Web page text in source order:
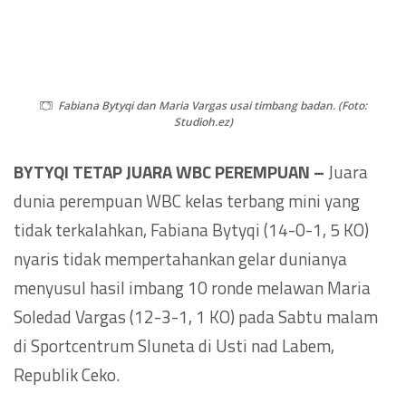
Fabiana Bytyqi dan Maria Vargas usai timbang badan. (Foto:
Studioh.ez)
BYTYQI TETAP JUARA WBC PEREMPUAN –Juara
dunia perempuan WBC kelas terbang mini yang
tidak terkalahkan, Fabiana Bytyqi (14-0-1, 5 KO)
nyaris tidak mempertahankan gelar dunianya
menyusul hasil imbang 10 ronde melawan Maria
Soledad Vargas (12-3-1, 1 KO) pada Sabtu malam
di Sportcentrum Sluneta di Usti nad Labem,
Republik Ceko.